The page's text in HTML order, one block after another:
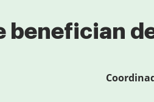
benefician